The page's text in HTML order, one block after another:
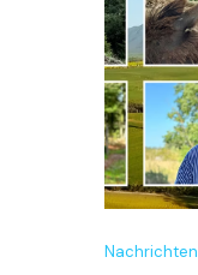
Nachrichten